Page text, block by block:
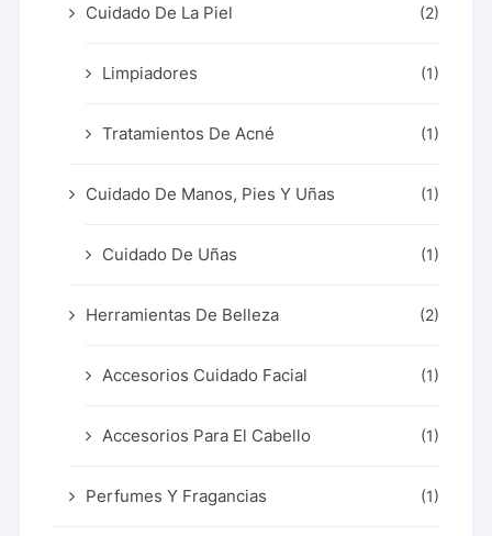
Cuidado De La Piel (2)
Limpiadores (1)
Tratamientos De Acné (1)
Cuidado De Manos, Pies Y Uñas (1)
Cuidado De Uñas (1)
Herramientas De Belleza (2)
Accesorios Cuidado Facial (1)
Accesorios Para El Cabello (1)
Perfumes Y Fragancias (1)